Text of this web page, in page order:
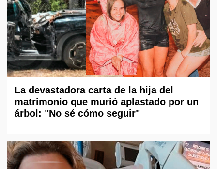
La devastadora carta de la hija del
matrimonio que murió aplastado por un
árbol: "No sé cómo seguir"